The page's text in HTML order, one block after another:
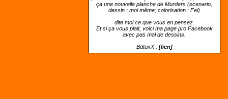
ça une nouvelle planche de Murders (scenario,
dessin : moi même; colorisation : Fei)
dite moi ce que vous en pensez.
Et si ça vous plait, voici ma page pro Facebook
avec pas mal de dessins.
BdtoxX : [lien]